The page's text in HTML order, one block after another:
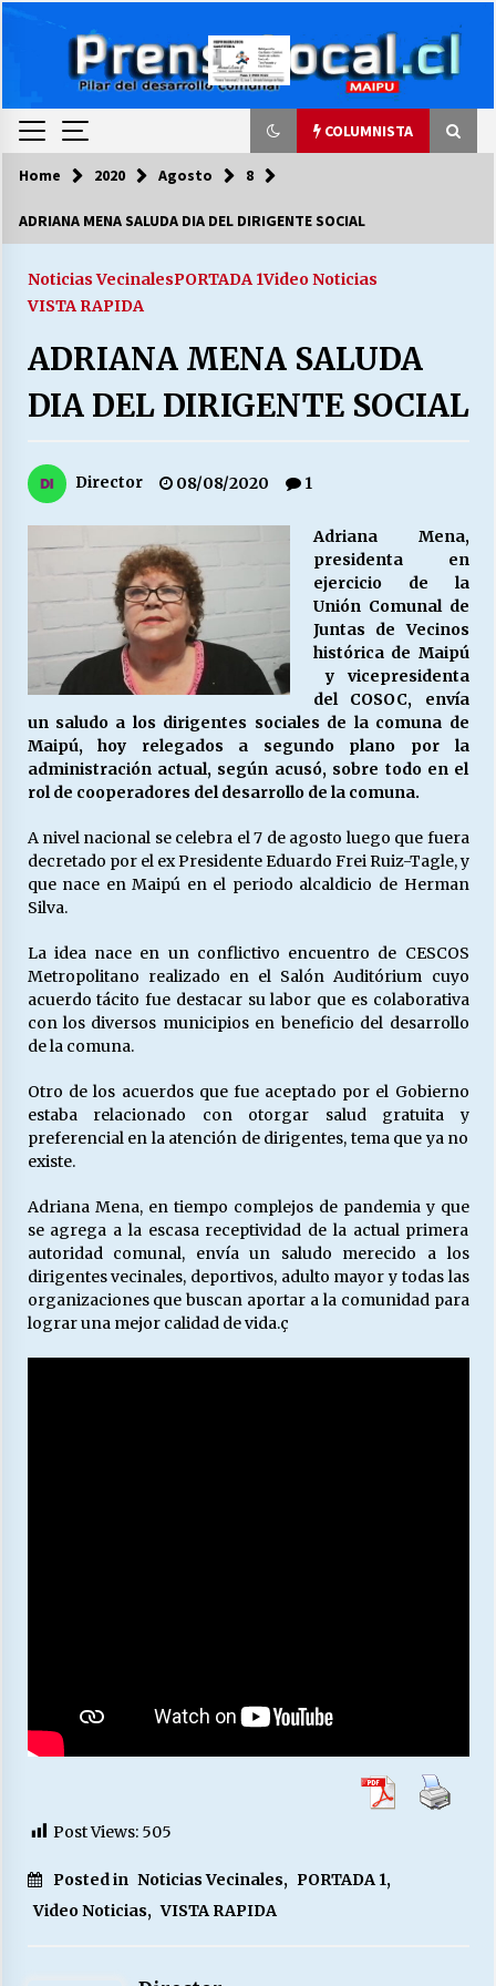
COLUMNISTA
COLUMNISTA
cuándo van a bajar?
LA DC POR SIEMPRE.RECORDANDO 69 AÑOS DE
HISTORIA
28/07/2026
CUMPLEAÑOS 69
MUNICIPALIDAD, TRABAJADORES, CLIMA
LABORAL:
13/07/2026
Escuela hospitalaria El Carmen de Maipu.
25/06/2026
¿Qué habrían dicho?
23/06/2026
VOLVER A SER ALTERNATIVA
16/06/2026
MUNICIPALIDADES, HONORARIOS, DESPIDOS
28/05/2026
16/05/2026
30/04/2026
¿Asesores con doble sueldo?
18/04/2026
Home 2020 Agosto 8
ADRIANA MENA SALUDA DIA DEL DIRIGENTE SOCIAL
Noticias VecinalesPORTADA 1Video Noticias
VISTA RAPIDA
ADRIANA MENA SALUDA
DIA DEL DIRIGENTE SOCIAL
Director 08/08/2020 1
Adriana Mena,
presidenta en
ejercicio de la
Unión Comunal de
Juntas de Vecinos
histórica de Maipú
y vicepresidenta
del COSOC, envía
un saludo a los dirigentes sociales de la comuna de
Maipú, hoy relegados a segundo plano por la
administración actual, según acusó, sobre todo en el
rol de cooperadores del desarrollo de la comuna.
A nivel nacional se celebra el 7 de agosto luego que fuera
decretado por el ex Presidente Eduardo Frei Ruiz-Tagle, y
que nace en Maipú en el periodo alcaldicio de Herman
Silva.
La idea nace en un conflictivo encuentro de CESCOS
Metropolitano realizado en el Salón Auditórium cuyo
acuerdo tácito fue destacar su labor que es colaborativa
con los diversos municipios en beneficio del desarrollo
de la comuna.
Otro de los acuerdos que fue aceptado por el Gobierno
estaba relacionado con otorgar salud gratuita y
preferencial en la atención de dirigentes, tema que ya no
existe.
Adriana Mena, en tiempo complejos de pandemia y que
se agrega a la escasa receptividad de la actual primera
autoridad comunal, envía un saludo merecido a los
dirigentes vecinales, deportivos, adulto mayor y todas las
organizaciones que buscan aportar a la comunidad para
lograr una mejor calidad de vida.ç
Post Views: 505
Posted in Noticias Vecinales, PORTADA 1,
Video Noticias, VISTA RAPIDA